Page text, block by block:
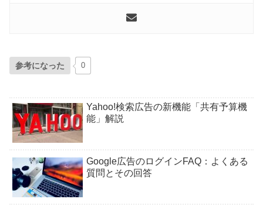
参考になった 0
Yahoo!検索広告の新機能「共有予算機
能」解説
Google広告のログインFAQ：よくある
質問とその回答